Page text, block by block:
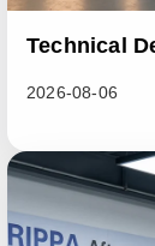
Technical
2026-08-06